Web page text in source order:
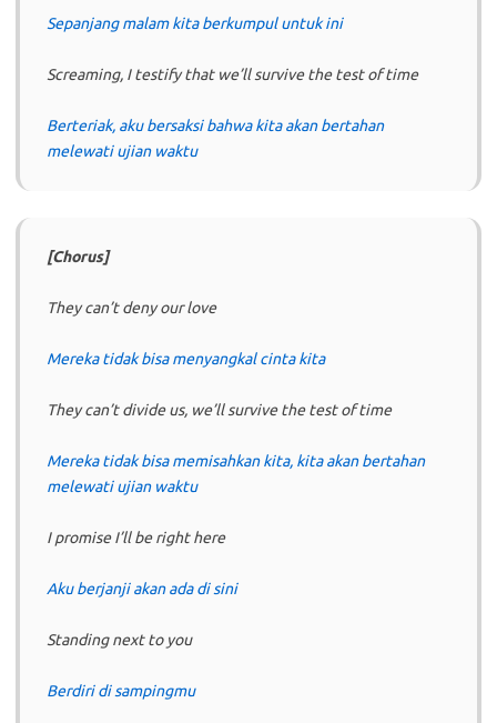
Sepanjang malam kita berkumpul untuk ini
Screaming, I testify that we’ll survive the test of time
Berteriak, aku bersaksi bahwa kita akan bertahan
melewati ujian waktu
[Chorus]
They can’t deny our love
Mereka tidak bisa menyangkal cinta kita
They can’t divide us, we’ll survive the test of time
Mereka tidak bisa memisahkan kita, kita akan bertahan
melewati ujian waktu
I promise I’ll be right here
Aku berjanji akan ada di sini
Standing next to you
Berdiri di sampingmu